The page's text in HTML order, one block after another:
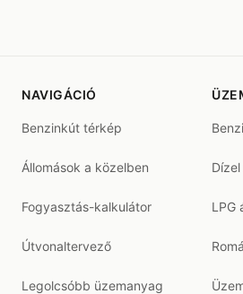
NAVIGÁCIÓ
Benzinkút térkép
Állomások a közelben
Fogyasztás-kalkulátor
Útvonaltervező
Legolcsóbb üzemanyag
LPG